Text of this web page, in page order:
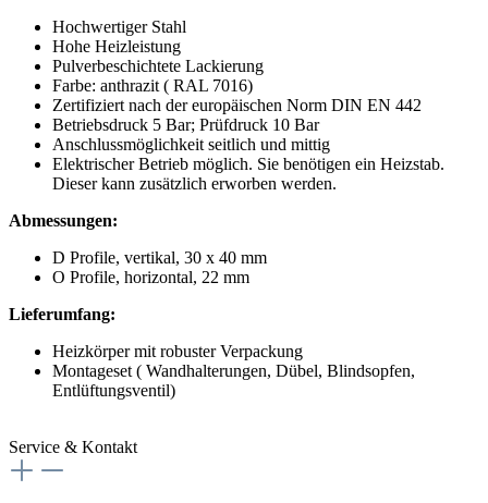
Hochwertiger Stahl
Hohe Heizleistung
Pulverbeschichtete Lackierung
Farbe: anthrazit ( RAL 7016)
Zertifiziert nach der europäischen Norm DIN EN 442
Betriebsdruck 5 Bar; Prüfdruck 10 Bar
Anschlussmöglichkeit seitlich und mittig
Elektrischer Betrieb möglich. Sie benötigen ein Heizstab.
Dieser kann zusätzlich erworben werden.
Abmessungen:
D Profile, vertikal, 30 x 40 mm
O Profile, horizontal, 22 mm
Lieferumfang:
Heizkörper mit robuster Verpackung
Montageset ( Wandhalterungen, Dübel, Blindsopfen,
Entlüftungsventil)
Service & Kontakt